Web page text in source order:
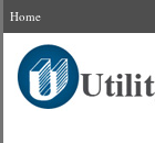
Home